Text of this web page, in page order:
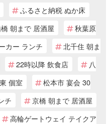
ふるさと納税 ぬか床
朝まで 居酒屋
秋葉原
カー ランチ
北千住 朝ま
22時以降 飲食店
八
個室
松本市 宴会 30
チ
京橋 朝まで 居酒屋
高輪ゲートウェイ テイクア